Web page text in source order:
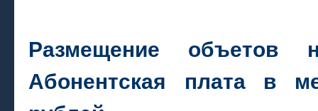
Размещение объетов
Абонентская плата в